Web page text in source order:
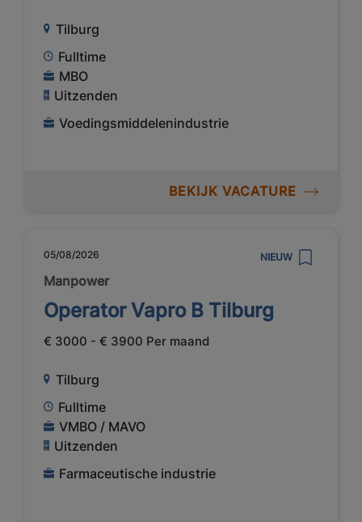
Tilburg
Fulltime
MBO
Uitzenden
Voedingsmiddelenindustrie
BEKIJK VACATURE
05/08/2026 NIEUW
Manpower
Operator Vapro B Tilburg
€ 3000 - € 3900 Per maand
Tilburg
Fulltime
VMBO / MAVO
Uitzenden
Farmaceutische industrie